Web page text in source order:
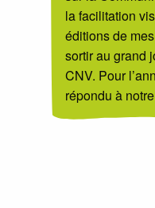
la facilitation
éditions de
sortir au grand
CNV. Pour
répondu à notre